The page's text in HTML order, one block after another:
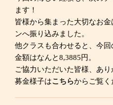
ます！
皆様から集まった大切なお
ンへ振り込みました。
他クラスも合わせると、今
金額はなんと8,3885円。
ご協力いただいた皆様、あり
募金様子はこちらからご覧く